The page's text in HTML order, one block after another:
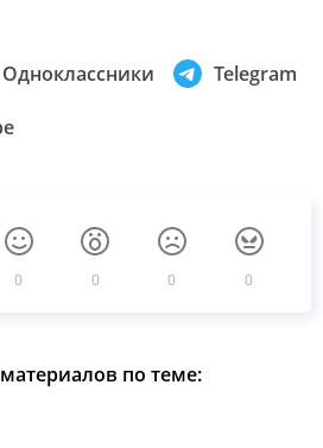
Одноклассники Telegram
0 0 0 0
по теме: